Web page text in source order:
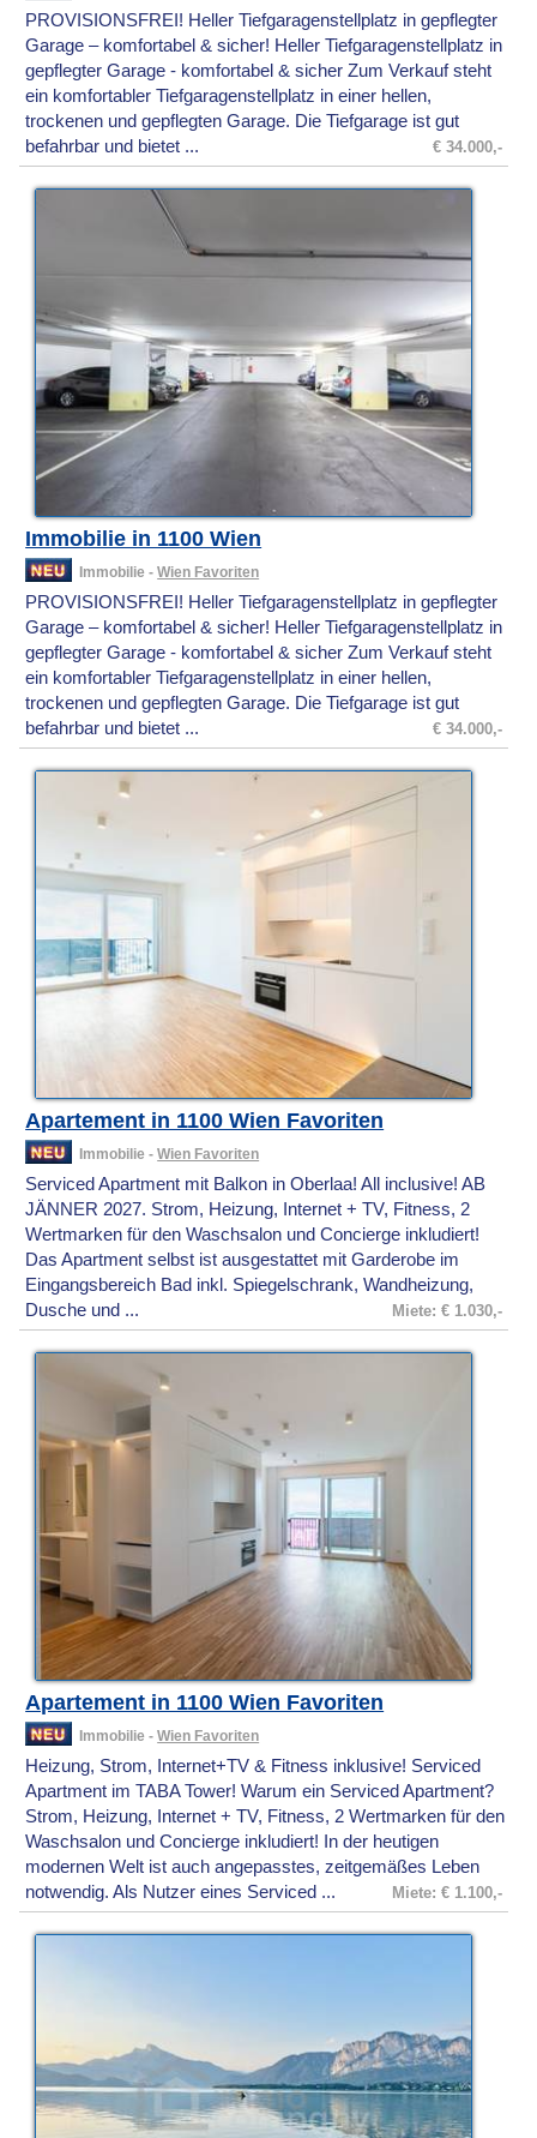
PROVISIONSFREI! Heller Tiefgaragenstellplatz in gepflegter
Garage – komfortabel & sicher! Heller Tiefgaragenstellplatz in
gepflegter Garage - komfortabel & sicher Zum Verkauf steht
ein komfortabler Tiefgaragenstellplatz in einer hellen,
trockenen und gepflegten Garage. Die Tiefgarage ist gut
befahrbar und bietet ...
€ 34.000,-
Immobilie in 1100 Wien
Immobilie -Wien Favoriten
PROVISIONSFREI! Heller Tiefgaragenstellplatz in gepflegter
Garage – komfortabel & sicher! Heller Tiefgaragenstellplatz in
gepflegter Garage - komfortabel & sicher Zum Verkauf steht
ein komfortabler Tiefgaragenstellplatz in einer hellen,
trockenen und gepflegten Garage. Die Tiefgarage ist gut
befahrbar und bietet ...
€ 34.000,-
Apartement in 1100 Wien Favoriten
Immobilie -Wien Favoriten
Serviced Apartment mit Balkon in Oberlaa! All inclusive! AB
JÄNNER 2027. Strom, Heizung, Internet + TV, Fitness, 2
Wertmarken für den Waschsalon und Concierge inkludiert!
Das Apartment selbst ist ausgestattet mit Garderobe im
Eingangsbereich Bad inkl. Spiegelschrank, Wandheizung,
Dusche und ...
Miete: € 1.030,-
Apartement in 1100 Wien Favoriten
Immobilie -Wien Favoriten
Heizung, Strom, Internet+TV & Fitness inklusive! Serviced
Apartment im TABA Tower! Warum ein Serviced Apartment?
Strom, Heizung, Internet + TV, Fitness, 2 Wertmarken für den
Waschsalon und Concierge inkludiert! In der heutigen
modernen Welt ist auch angepasstes, zeitgemäßes Leben
notwendig. Als Nutzer eines Serviced ...
Miete: € 1.100,-